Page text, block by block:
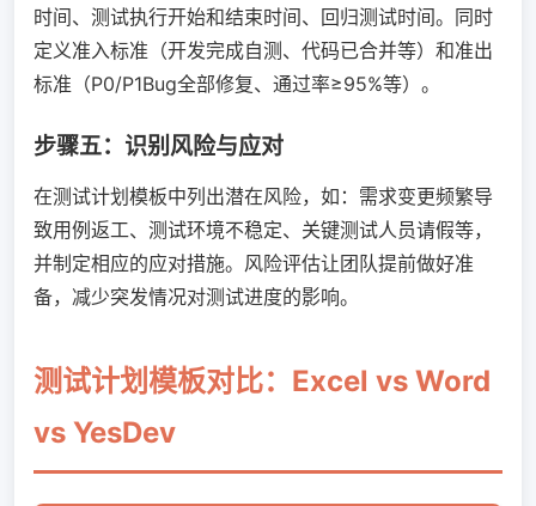
时间、测试执行开始和结束时间、回归测试时间。同时
定义准入标准（开发完成自测、代码已合并等）和准出
标准（P0/P1Bug全部修复、通过率≥95%等）。
步骤五：识别风险与应对
在测试计划模板中列出潜在风险，如：需求变更频繁导
致用例返工、测试环境不稳定、关键测试人员请假等，
并制定相应的应对措施。风险评估让团队提前做好准
备，减少突发情况对测试进度的影响。
测试计划模板对比：Excel vs Word
vs YesDev